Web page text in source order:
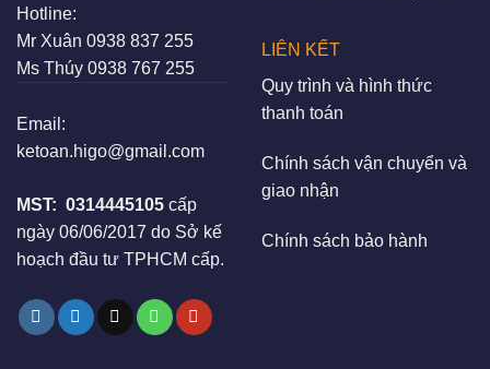
Hotline:
Mr Xuân 0938 837 255
Ms Thúy 0938 767 255
Email:
ketoan.higo@gmail.com
MST: 0314445105 cấp
ngày 06/06/2017 do Sở kế
hoạch đầu tư TPHCM cấp.
LIÊN KẾT
Quy trình và hình thức
thanh toán
Chính sách vận chuyển và
giao nhận
Chính sách bảo hành